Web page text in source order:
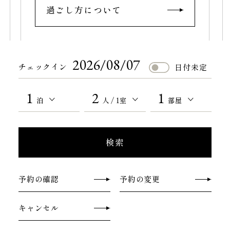
過ごし方について
予約フォーム
チェックイン 2026/08/07 日付未定
泊数1 泊 人数/1室あたり
2 人 / 1室 部屋数
1 部屋
検索
予約の確認 予約の変更
キャンセル